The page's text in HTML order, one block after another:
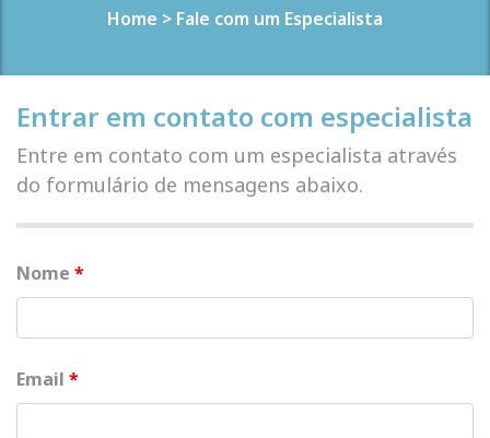
Home > Fale com um Especialista
Entrar em contato com especialista
Entre em contato com um especialista através
do formulário de mensagens abaixo.
Nome *
Email *